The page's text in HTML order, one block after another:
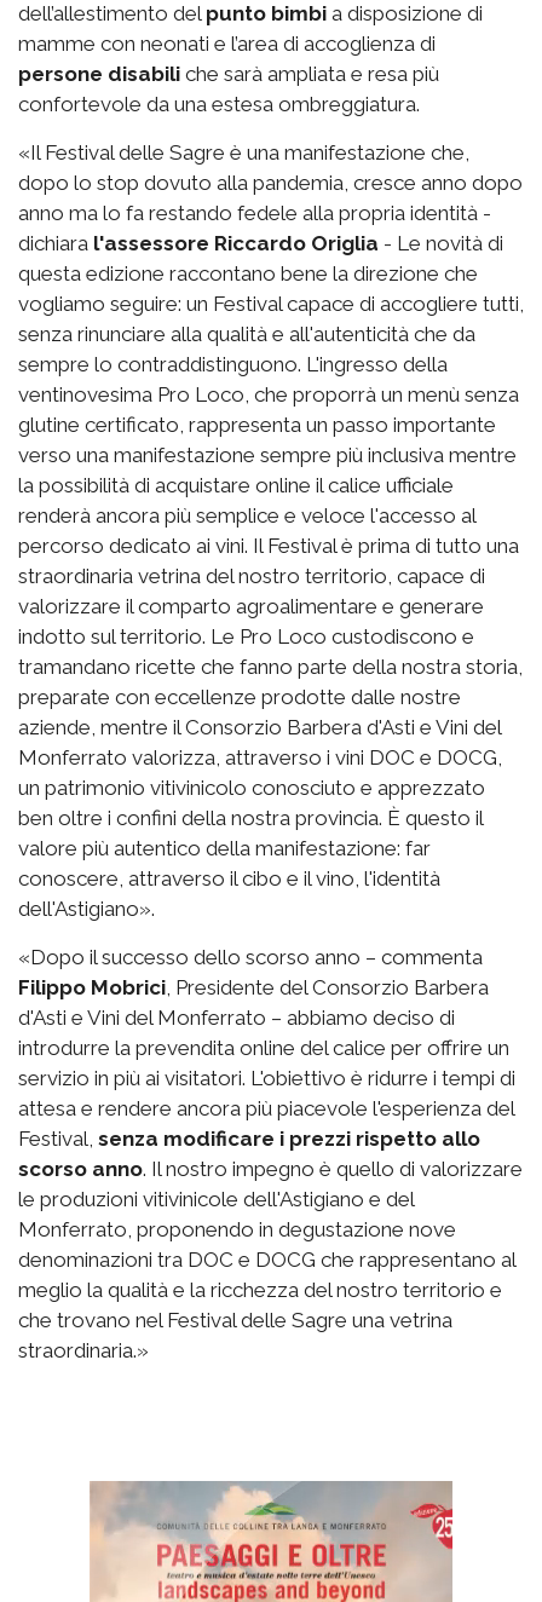
dell’allestimento del punto bimbi a disposizione di
mamme con neonati e l’area di accoglienza di
persone disabili che sarà ampliata e resa più
confortevole da una estesa ombreggiatura.
«Il Festival delle Sagre è una manifestazione che,
dopo lo stop dovuto alla pandemia, cresce anno dopo
anno ma lo fa restando fedele alla propria identità -
dichiara l'assessore Riccardo Origlia - Le novità di
questa edizione raccontano bene la direzione che
vogliamo seguire: un Festival capace di accogliere tutti,
senza rinunciare alla qualità e all'autenticità che da
sempre lo contraddistinguono. L'ingresso della
ventinovesima Pro Loco, che proporrà un menù senza
glutine certificato, rappresenta un passo importante
verso una manifestazione sempre più inclusiva mentre
la possibilità di acquistare online il calice ufficiale
renderà ancora più semplice e veloce l'accesso al
percorso dedicato ai vini. Il Festival è prima di tutto una
straordinaria vetrina del nostro territorio, capace di
valorizzare il comparto agroalimentare e generare
indotto sul territorio. Le Pro Loco custodiscono e
tramandano ricette che fanno parte della nostra storia,
preparate con eccellenze prodotte dalle nostre
aziende, mentre il Consorzio Barbera d'Asti e Vini del
Monferrato valorizza, attraverso i vini DOC e DOCG,
un patrimonio vitivinicolo conosciuto e apprezzato
ben oltre i confini della nostra provincia. È questo il
valore più autentico della manifestazione: far
conoscere, attraverso il cibo e il vino, l'identità
dell'Astigiano».
«Dopo il successo dello scorso anno – commenta
Filippo Mobrici, Presidente del Consorzio Barbera
d'Asti e Vini del Monferrato – abbiamo deciso di
introdurre la prevendita online del calice per offrire un
servizio in più ai visitatori. L'obiettivo è ridurre i tempi di
attesa e rendere ancora più piacevole l'esperienza del
Festival, senza modificare i prezzi rispetto allo
scorso anno. Il nostro impegno è quello di valorizzare
le produzioni vitivinicole dell'Astigiano e del
Monferrato, proponendo in degustazione nove
denominazioni tra DOC e DOCG che rappresentano al
meglio la qualità e la ricchezza del nostro territorio e
che trovano nel Festival delle Sagre una vetrina
straordinaria.»